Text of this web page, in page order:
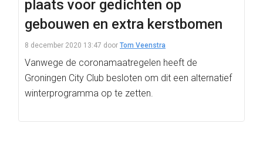
plaats voor gedichten op
gebouwen en extra kerstbomen
8 december 2020 13:47 door Tom Veenstra
Vanwege de coronamaatregelen heeft de
Groningen City Club besloten om dit een alternatief
winterprogramma op te zetten.